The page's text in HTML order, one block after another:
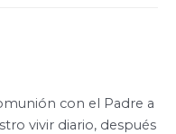
con el Padre a
vivir diario, después